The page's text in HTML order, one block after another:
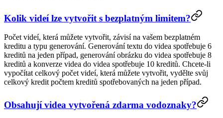
Kolik videí lze vytvořit s bezplatným limitem?
Počet videí, která můžete vytvořit, závisí na vašem bezplatném
kreditu a typu generování. Generování textu do videa spotřebuje 6
kreditů na jeden případ, generování obrázku do videa spotřebuje 8
kreditů a konverze videa do videa spotřebuje 10 kreditů. Chcete-li
vypočítat celkový počet videí, která můžete vytvořit, vydělte svůj
celkový kredit počtem kreditů spotřebovaných na jeden případ.
Obsahují videa vytvořená zdarma vodoznaky?